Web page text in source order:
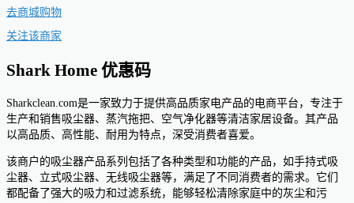
去商城购物
关注该商家
Shark Home 优惠码
Sharkclean.com是一家致力于提供高品质家电产品的电商平台，专注于
生产和销售吸尘器、蒸汽拖把、空气净化器等清洁家居设备。其产品
以高品质、高性能、耐用为特点，深受消费者喜爱。
该商户的吸尘器产品系列包括了各种类型和功能的产品，如手持式吸
尘器、立式吸尘器、无线吸尘器等，满足了不同消费者的需求。它们
都配备了强大的吸力和过滤系统，能够轻松清除家庭中的灰尘和污